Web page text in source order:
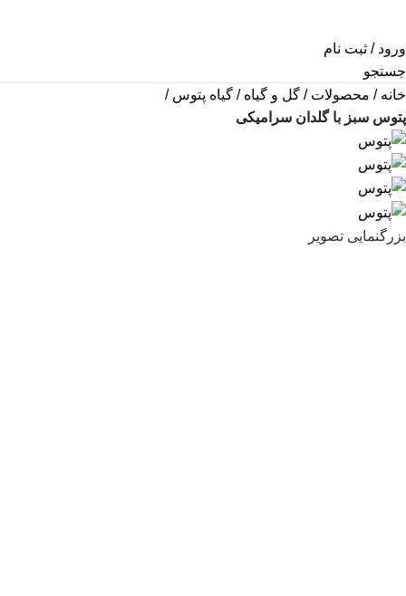
ورود / ثبت نام
جستجو
خانه
محصولات گل و گیاه
گیاه پتوس
پتوس سبز با گلدان سرامیکی
بزرگنمایی تصویر